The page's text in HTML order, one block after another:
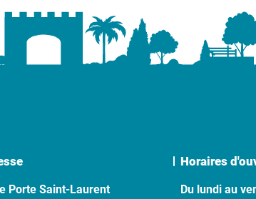
Porte Saint-Laurent
Horaires
Du lundi au